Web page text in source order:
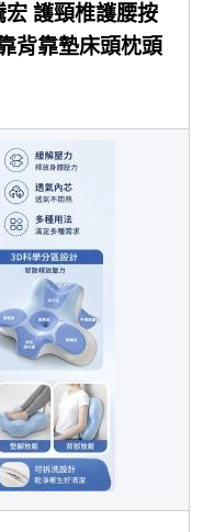
宏 護頸椎護腰按
背靠墊床頭枕頭